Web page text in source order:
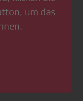
um das